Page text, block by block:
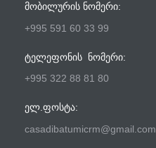
ᲛᲝᲑᲘᲚᲣᲠᲘᲡ ᲜᲝᲛᲔᲠᲘ:
+995 591 60 33 99
ᲢᲔᲚᲔᲤᲝᲜᲘᲡ ᲜᲝᲛᲔᲠᲘ:
+995 322 88 81 80
ᲔᲚ.ᲤᲝᲡᲢᲐ:
casadibatumicrm@gmail.com